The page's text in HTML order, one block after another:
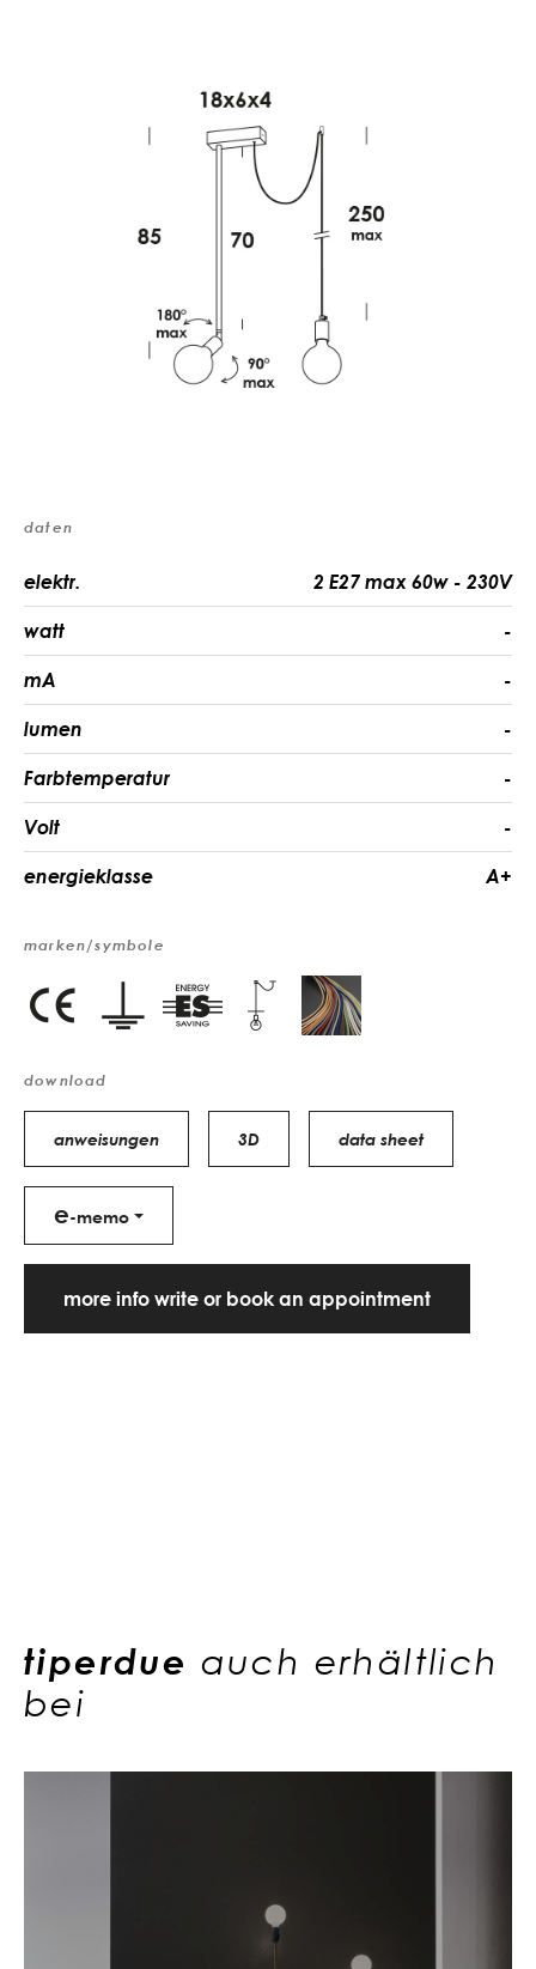
daten
elektr. 2 E27 max 60w - 230V
watt -
mA -
lumen -
Farbtemperatur -
Volt -
energieklasse A+
marken/symbole
download
anweisungen 3D data sheet
e-memo
more info write or book an appointment
tiperdue auch erhältlich
bei